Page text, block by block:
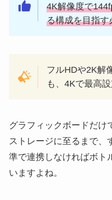
4K解像度で
る構成を目指
フルHDや2K解
も、4Kで最高
グラフィックボードだけ
ストレージに至るまで、
準で連携しなければボト
いますよね。